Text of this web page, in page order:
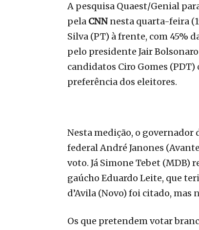
A pesquisa Quaest/Genial
pela CNN nesta quarta-feira
Silva (PT) à frente, com 45%
pelo presidente Jair Bolsonaro
candidatos Ciro Gomes (PDT)
preferência dos eleitores.
Nesta medição, o governador
federal André Janones
voto. Já Simone Tebet (MDB)
gaúcho Eduardo Leite, que
d’Avila (Novo) foi citado, mas
Os que pretendem votar